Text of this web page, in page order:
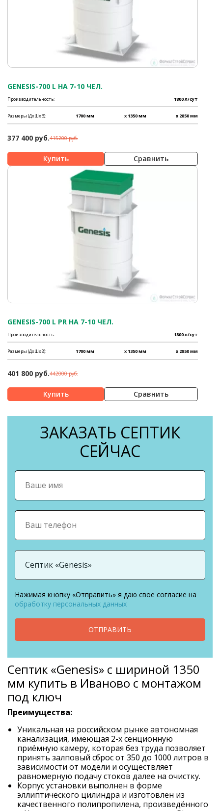
GENESIS-700 L НА 7-10 ЧЕЛ.
Производительность: 1800 л/сут
Размеры (ДхШхВ): 1700 мм x 1350 мм x 2850 мм
377 400 руб.415200 руб.
Сравнить
GENESIS-700 L PR НА 7-10 ЧЕЛ.
Производительность: 1800 л/сут
Размеры (ДхШхВ): 1700 мм x 1350 мм x 2850 мм
401 800 руб.442000 руб.
Сравнить
ЗАКАЗАТЬ СЕПТИК
СЕЙЧАС
Нажимая кнопку «Отправить» я даю свое согласие на
обработку персональных данных
ОТПРАВИТЬ
Септик «Genesis» с шириной 1350
мм купить в Иваново с монтажом
под ключ
Преимущества:
Уникальная на российском рынке автономная
канализация, имеющая 2-х сенционную
приёмную камеру, которая без труда позволяет
принять залповый сброс от 350 до 1000 литров в
зависимости от модели и осуществляет
равномерную подачу стоков далее на очистку.
Корпус установки выполнен в форме
эллиптического цилиндра и изготовлен из
качественного полипропилена, произведённого